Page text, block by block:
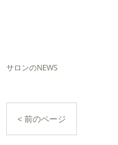
サロンのNEWS
< 前のページ